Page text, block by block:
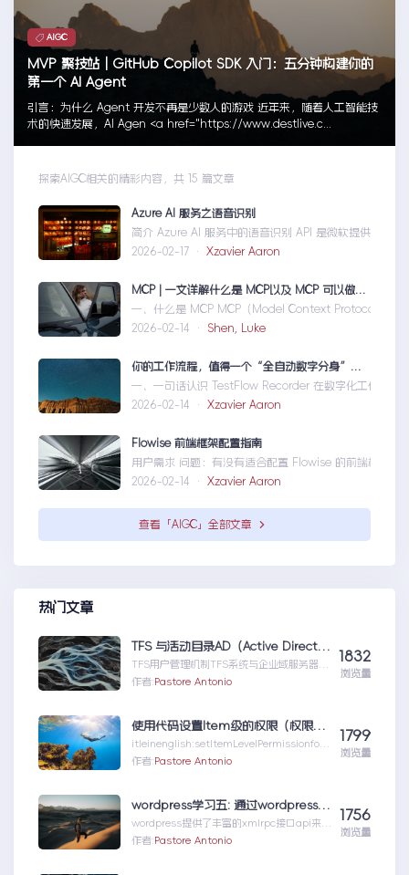
AIGC
MVP 聚技站｜GitHub Copilot SDK 入门：五分钟构建你的
第一个 AI Agent
引言：为什么 Agent 开发不再是少数人的游戏 近年来，随着人工智能技
术的快速发展，AI Agen <a href="https://www.destlive.c...
探索AIGC相关的精彩内容，共 15 篇文章
Azure AI 服务之语音识别
简介 Azure AI 服务中的语音识别 API 是微软提供的一
2026-02-17 · Xzavier Aaron
MCP | 一文详解什么是 MCP以及 MCP 可以做什么
一、什么是 MCP MCP（Model Context Protocol）是
2026-02-14 · Shen, Luke
你的工作流程，值得一个“全自动数字分身”：录制、截图、成文，一气呵成
一、一句话认识 TestFlow Recorder 在数字化工作环
2026-02-14 · Xzavier Aaron
Flowise 前端框架配置指南
用户需求 问题：有没有适合配置 Flowise 的前端框架
2026-02-14 · Xzavier Aaron
查看「AIGC」全部文章
热门文章
TFS 与活动目录AD（Active Directory)的同步机制
TFS用户管理机制TFS系统与企业域服务器用
户系统（或本地计算机用户系统）高度集成
作者:Pastore Antonio
1832
浏览量
使用代码设置Item级的权限（权限总结1）
itleinenglish:setItemLevelPermissionforS
har...使用代码设置Item级的权限（权限总结
作者:Pastore Antonio
1799
浏览量
wordpress学习五: 通过wordpress_xmlrpc的python包远程操作wordpress
wordpress提供了丰富的xmlrpc接口api来供
我们远程操控wp的内容。伟大的开源社区有
作者:Pastore Antonio
1756
浏览量